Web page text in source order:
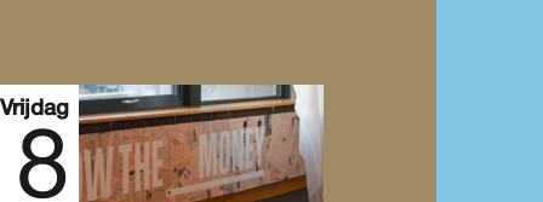
Vrijdag